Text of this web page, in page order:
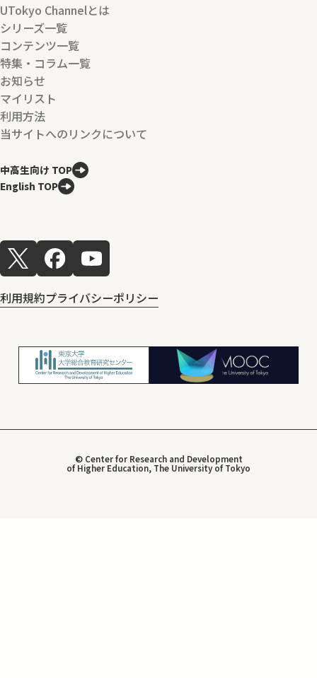
UTokyo Channelとは
シリーズ一覧
コンテンツ一覧
特集・コラム一覧
お知らせ
マイリスト
利用方法
当サイトへのリンクについて
中高生向け TOP
English TOP
利用規約プライバシーポリシー
© Center for Research and Development
of Higher Education, The University of Tokyo